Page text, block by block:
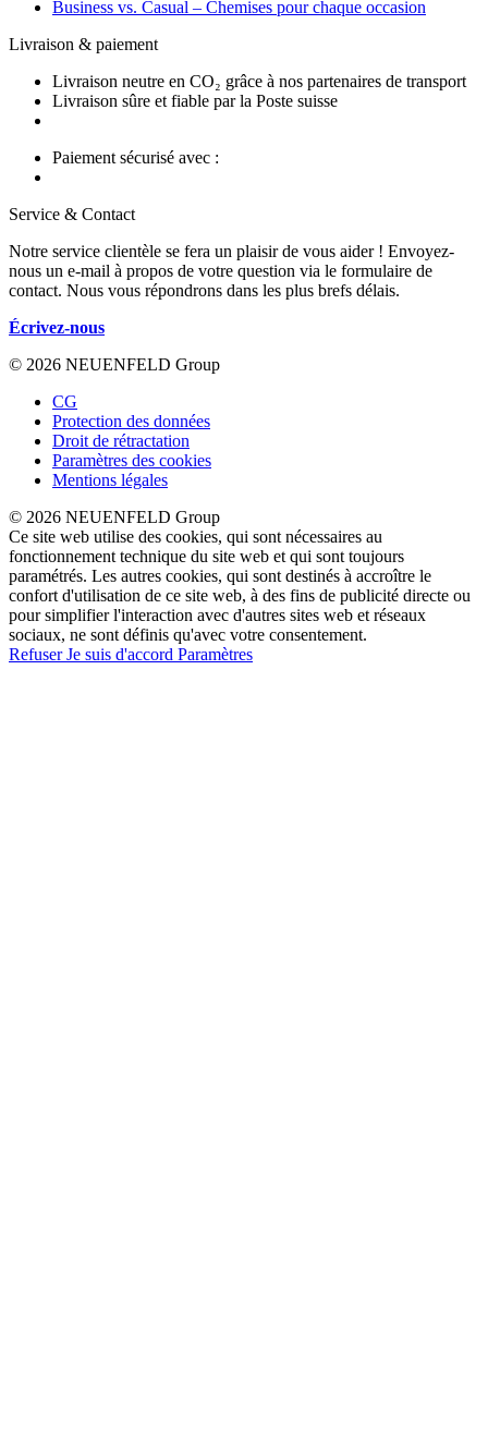
Business vs. Casual – Chemises pour chaque occasion
Livraison & paiement
Livraison neutre en CO₂ grâce à nos partenaires de transport
Livraison sûre et fiable par la Poste suisse
Paiement sécurisé avec :
Service & Contact
Notre service clientèle se fera un plaisir de vous aider ! Envoyez-
nous un e-mail à propos de votre question via le formulaire de
contact. Nous vous répondrons dans les plus brefs délais.
Écrivez-nous
© 2026 NEUENFELD Group
CG
Protection des données
Droit de rétractation
Paramètres des cookies
Mentions légales
© 2026 NEUENFELD Group
Ce site web utilise des cookies, qui sont nécessaires au
fonctionnement technique du site web et qui sont toujours
paramétrés. Les autres cookies, qui sont destinés à accroître le
confort d'utilisation de ce site web, à des fins de publicité directe ou
pour simplifier l'interaction avec d'autres sites web et réseaux
sociaux, ne sont définis qu'avec votre consentement.
RefuserJe suis d'accord Paramètres